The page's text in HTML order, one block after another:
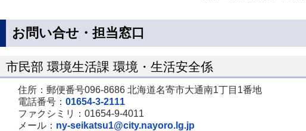
お問い合せ・担当窓口
市民部 環境生活課 環境・生活安全係
住所：郵便番号096-8686 北海道名寄市大通南1丁目1番地
電話番号： 01654-3-2111
ファクシミリ：01654-9-4011
メール： ny-seikatsu1@city.nayoro.lg.jp